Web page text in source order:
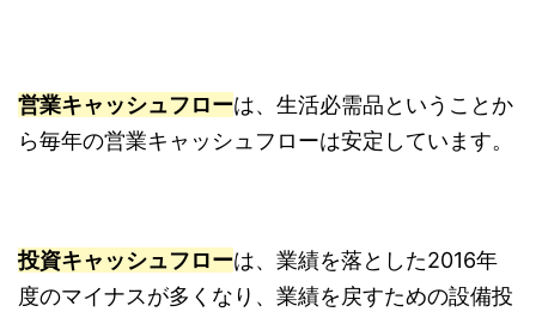
営業キャッシュフローは、生活必需品ということか
ら毎年の営業キャッシュフローは安定しています。
投資キャッシュフローは、業績を落とした2016年
度のマイナスが多くなり、業績を戻すための設備投